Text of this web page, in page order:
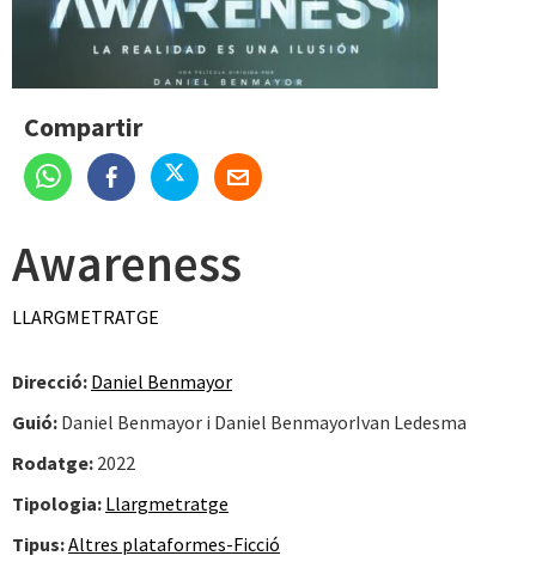
Compartir
Awareness
LLARGMETRATGE
Direcció: Daniel Benmayor
Guió: Daniel Benmayor i Daniel BenmayorIvan Ledesma
Rodatge: 2022
Tipologia: Llargmetratge
Tipus:Altres plataformes-Ficció